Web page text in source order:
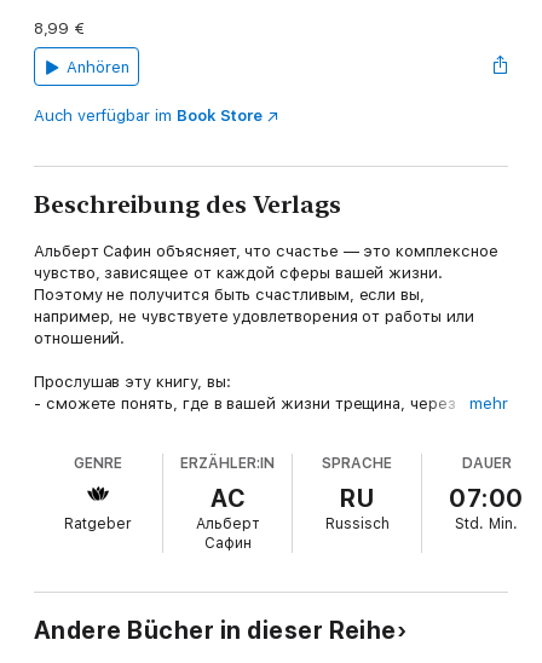
8,99 €
Anhören
Auch verfügbar im Book Store
Beschreibung des Verlags
Альберт Сафин объясняет, что счастье — это комплексное
чувство, зависящее от каждой сферы вашей жизни.
Поэтому не получится быть счастливым, если вы,
например, не чувствуете удовлетворения от работы или
отношений.
Прослушав эту книгу, вы:
- сможете понять, где в вашей жизни трещина, через
поддаваться негативному влиянию;
- осознаете, что маленькие, но постоянные и правильные
действия способны глобально изменить вашу жизнь в
лучшую сторону.
mehr
GENRE
Ratgeber
ERZÄHLER:IN
АС
Альберт
Сафин
SPRACHE
RU
Russisch
DAUER
07:00
Std. Min.
Andere Bücher in dieser Reihe